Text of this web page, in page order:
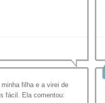
filha e a virei de
fácil. Ela comentou: